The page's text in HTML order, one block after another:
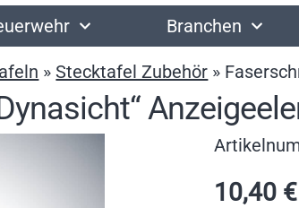
Branchen
»Stecktafel Zubehör »
10,40 €